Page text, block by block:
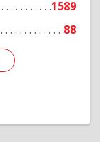
1589
88
Подробнее